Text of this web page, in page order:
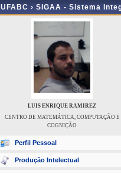
UFABC › SIGAA - Sistema
LUIS ENRIQUE RAMIREZ
CENTRO DE MATEMÁTICA, COMPUTAÇÃO E
COGNIÇÃO
Perfil Pessoal
Produção Intelectual